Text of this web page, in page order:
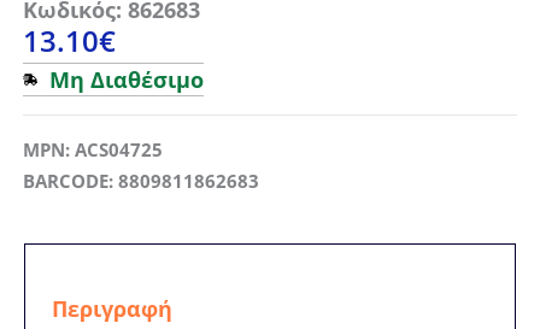
Κωδικός: 862683
13.10€
Μη Διαθέσιμο
MPN: ACS04725
BARCODE: 8809811862683
Περιγραφή